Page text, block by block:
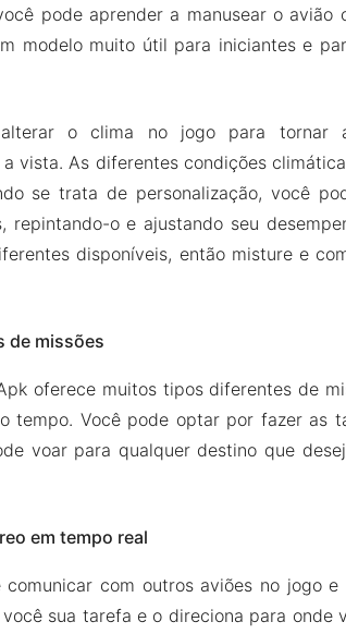
pode aprender a manusear o avião
modelo muito útil para iniciantes e
o clima no jogo para tornar
vista. As diferentes condições
se trata de personalização, você
repintando-o e ajustando seu
disponíveis, então misture e
de missões
oferece muitos tipos diferentes de
tempo. Você pode optar por fazer as
voar para qualquer destino que
em tempo real
com outros aviões no jogo
sua tarefa e o direciona para onde